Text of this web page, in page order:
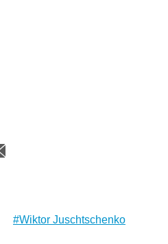
Wiktor Juschtschenko